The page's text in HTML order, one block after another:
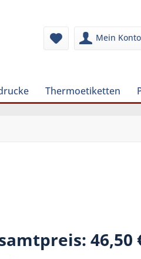
Mein Konto
Thermoetiketten
46,50